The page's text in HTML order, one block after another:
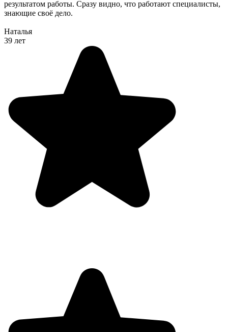
результатом работы. Сразу видно, что работают специалисты,
знающие своё дело.
Наталья
39 лет